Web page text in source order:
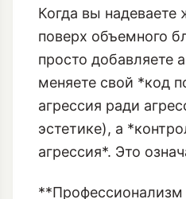
агрессия ради
эстетике), а
агрессия*. Это
**Профессионализм
Опасности:** Вы
строгий силуэт
о вашей готовности